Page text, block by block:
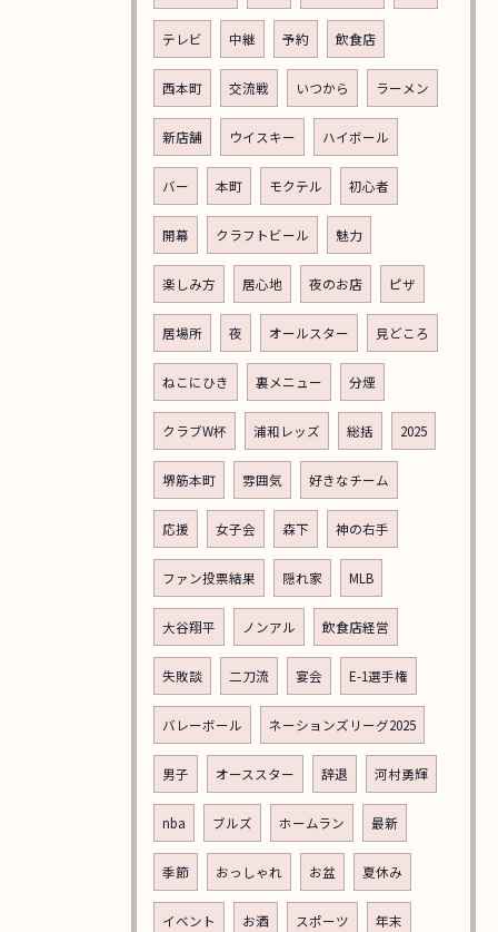
テレビ 中継 予約 飲食店
西本町 交流戦 いつから ラーメン
新店舗 ウイスキー ハイボール
バー 本町 モクテル 初心者
開幕 クラフトビール 魅力
楽しみ方 居心地 夜のお店 ピザ
居場所 夜 オールスター 見どころ
ねこにひき 裏メニュー 分煙
クラブW杯 浦和レッズ 総括 2025
堺筋本町 雰囲気 好きなチーム
応援 女子会 森下 神の右手
ファン投票結果 隠れ家 MLB
大谷翔平 ノンアル 飲食店経営
失敗談 二刀流 宴会 E-1選手権
バレーボール ネーションズリーグ2025
男子 オーススター 辞退 河村勇輝
nba ブルズ ホームラン 最新
季節 おっしゃれ お盆 夏休み
イベント お酒 スポーツ 年末
ご予約はこちら